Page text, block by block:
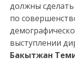
должны
по
выступлении
Бакытжан